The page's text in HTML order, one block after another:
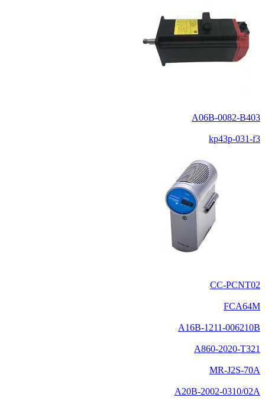
A06B-0082-B403
kp43p-031-f3
CC-PCNT02
FCA64M
A16B-1211-006210B
A860-2020-T321
MR-J2S-70A
A20B-2002-0310/02A